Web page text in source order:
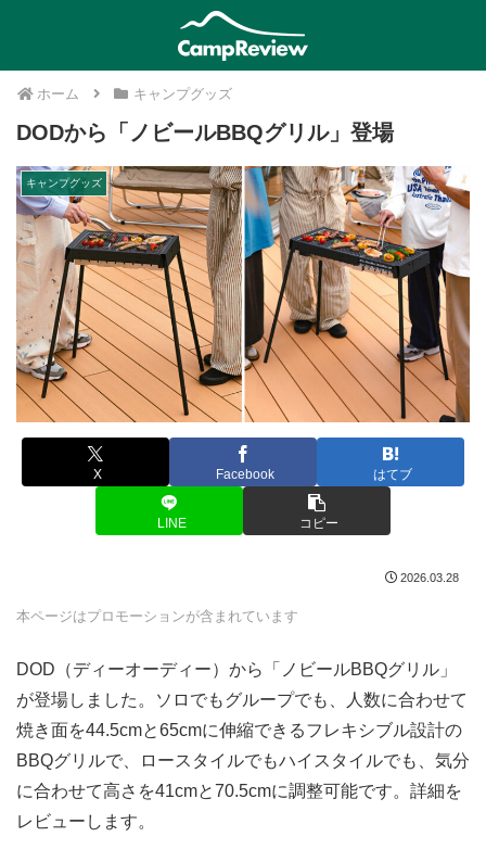
ホーム キャンプグッズ
DODから「ノビールBBQグリル」登場
キャンプグッズ
X Facebook はてブ
LINE コピー
2026.03.28
本ページはプロモーションが含まれています
DOD（ディーオーディー）から「ノビールBBQグリル」
が登場しました。ソロでもグループでも、人数に合わせて
焼き面を44.5cmと65cmに伸縮できるフレキシブル設計の
BBQグリルで、ロースタイルでもハイスタイルでも、気分
に合わせて高さを41cmと70.5cmに調整可能です。詳細を
レビューします。